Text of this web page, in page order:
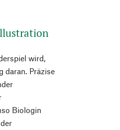
wird,
daran. Präzise
Biologin